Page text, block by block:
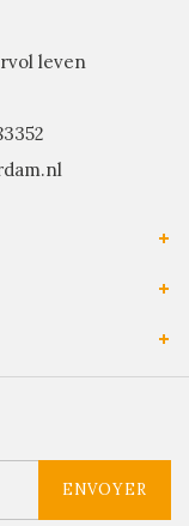
leven
ENVOYER